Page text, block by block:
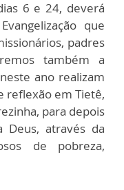
6 e 24, deverá
que
padres
também a
ano realizam
reflexão em Tietê,
para depois
Deus, através da
de pobreza,